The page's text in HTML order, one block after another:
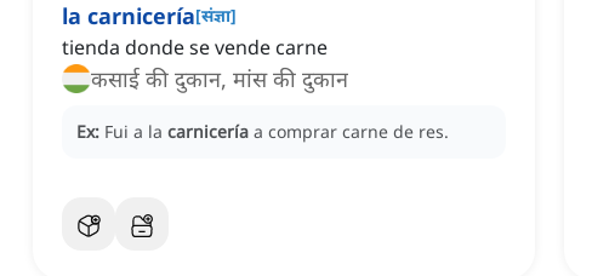
la carnicería[संज्ञा]
tienda donde se vende carne
कसाई की दुकान, मांस की दुकान
Ex: Fui a la carnicería a comprar carne de res.